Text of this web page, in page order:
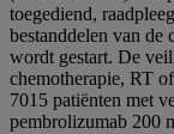
toegediend,
bestanddelen van de
wordt gestart. De
chemotherapie, RT
7015 patiënten met
pembrolizumab 200